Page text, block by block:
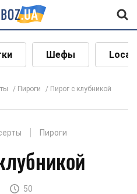
Шефы Local
Пироги Пирог с клубникой
Пироги
50